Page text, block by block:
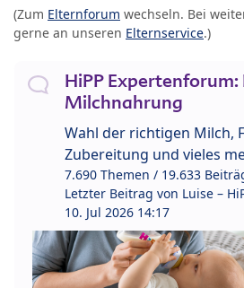
(Zum Elternforum wechseln. Bei
gerne an unseren Elternservice.)
HiPP Expertenforum:
Milchnahrung
Wahl der richtigen Milch,
Zubereitung und vieles
7.690 Themen / 19.633
Letzter Beitrag von Luise –
10. Jul 2026 14:17